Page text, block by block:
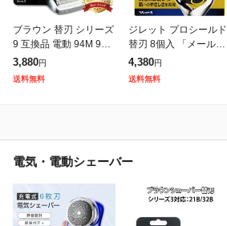
ブラウン 替刃 シリーズ
9 互換品 電動 94M 90B
92B 92S 92B BRAUN
網刃 替え刃 電気シェー
3,880円
送料無料
ジレット プロシールド
替刃 8個入 「メール便
送料無料(A)」
4,380円
送料無料
電気・電動シェーバー